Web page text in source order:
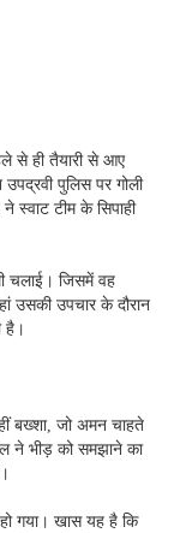
से ही तैयारी से आए
पुलिस पर गोली
स्वाट टीम के सिपाही
चलाई। जिसमें वह
उसकी उपचार के दौरान
है।
बख्शा, जो अमन चाहते
ने भीड़ को समझाने का
गया। खास यह है कि